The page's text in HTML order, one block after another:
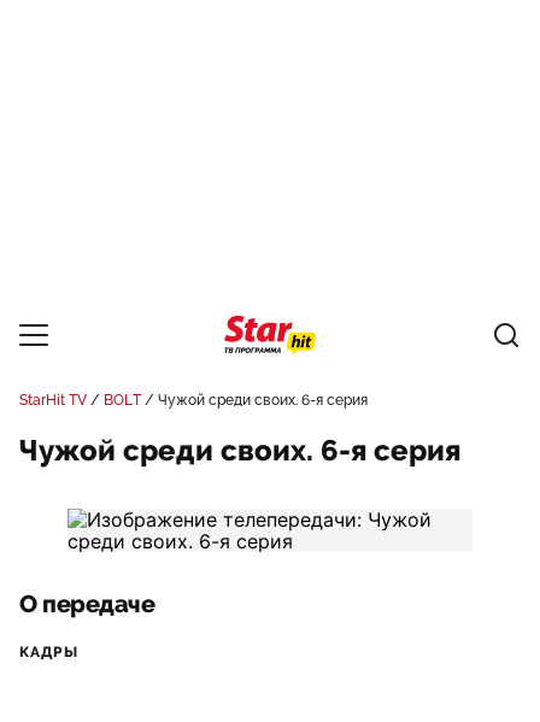
StarHit TV BOLT Чужой среди своих. 6-я серия
Чужой среди своих. 6-я серия
О передаче
КАДРЫ